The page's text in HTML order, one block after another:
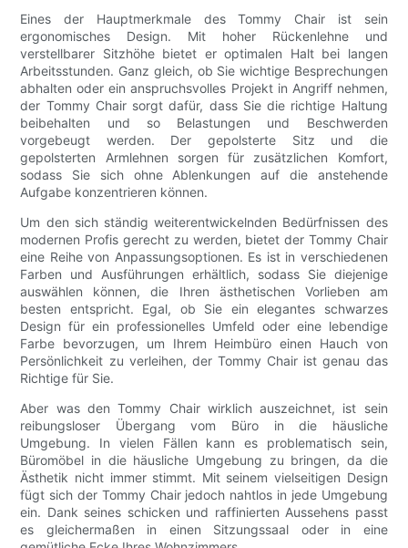
Eines der Hauptmerkmale des Tommy Chair ist sein
ergonomisches Design. Mit hoher Rückenlehne und
verstellbarer Sitzhöhe bietet er optimalen Halt bei langen
Arbeitsstunden. Ganz gleich, ob Sie wichtige Besprechungen
abhalten oder ein anspruchsvolles Projekt in Angriff nehmen,
der Tommy Chair sorgt dafür, dass Sie die richtige Haltung
beibehalten und so Belastungen und Beschwerden
vorgebeugt werden. Der gepolsterte Sitz und die
gepolsterten Armlehnen sorgen für zusätzlichen Komfort,
sodass Sie sich ohne Ablenkungen auf die anstehende
Aufgabe konzentrieren können.
Um den sich ständig weiterentwickelnden Bedürfnissen des
modernen Profis gerecht zu werden, bietet der Tommy Chair
eine Reihe von Anpassungsoptionen. Es ist in verschiedenen
Farben und Ausführungen erhältlich, sodass Sie diejenige
auswählen können, die Ihren ästhetischen Vorlieben am
besten entspricht. Egal, ob Sie ein elegantes schwarzes
Design für ein professionelles Umfeld oder eine lebendige
Farbe bevorzugen, um Ihrem Heimbüro einen Hauch von
Persönlichkeit zu verleihen, der Tommy Chair ist genau das
Richtige für Sie.
Aber was den Tommy Chair wirklich auszeichnet, ist sein
reibungsloser Übergang vom Büro in die häusliche
Umgebung. In vielen Fällen kann es problematisch sein,
Büromöbel in die häusliche Umgebung zu bringen, da die
Ästhetik nicht immer stimmt. Mit seinem vielseitigen Design
fügt sich der Tommy Chair jedoch nahtlos in jede Umgebung
ein. Dank seines schicken und raffinierten Aussehens passt
es gleichermaßen in einen Sitzungssaal oder in eine